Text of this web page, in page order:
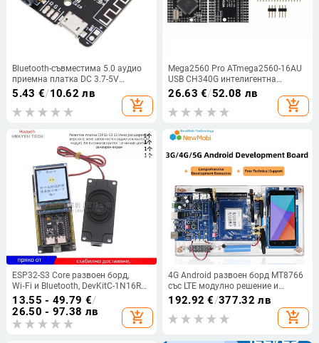
Bluetooth-съвместима 5.0 аудио
приемна платка DC 3.7-5V
декодер Поддръжка MICRO USB
Автомобилен стерео музикален
усилвател Модул за Направи си
5.43 €/10.62 лв
add_shopping_cart
Mega2560 Pro ATmega2560-16AU
USB CH340G интелигентна
електронна развойна платка
26.63 €/52.08 лв
add_shopping_cart
ESP32-S3 Core развоен борд,
Wi‑Fi и Bluetooth, DevKitC-1N16R8
Xiaozhi AI гласов чат модул
13.55 - 49.79 €/
26.50 - 97.38 лв
add_shopping_cart
4G Android развоен борд MT8766
със LTE модулно решение и
изходен код на SDK
192.92 €/377.32 лв
add_shopping_cart